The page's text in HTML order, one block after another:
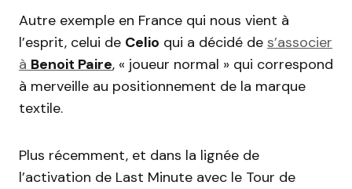
Autre exemple en France qui nous vient à
l’esprit, celui de Celio qui a décidé de s’associer
à Benoit Paire, « joueur normal » qui correspond
à merveille au positionnement de la marque
textile.
Plus récemment, et dans la lignée de
l’activation de Last Minute avec le Tour de